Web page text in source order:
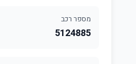
מספר רכב
5124885